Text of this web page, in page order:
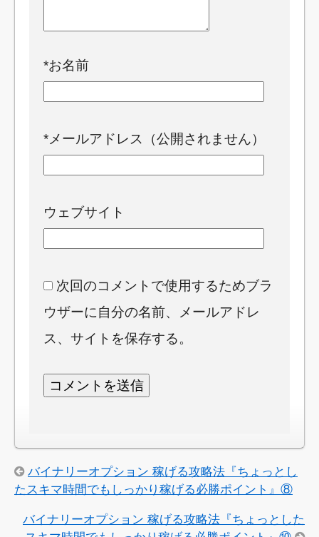
*お名前
*メールアドレス（公開されません）
ウェブサイト
次回のコメントで使用するためブラ
ウザーに自分の名前、メールアドレ
ス、サイトを保存する。
バイナリーオプション 稼げる攻略法『ちょっとし
たスキマ時間でもしっかり稼げる必勝ポイント』⑧
バイナリーオプション 稼げる攻略法『ちょっとした